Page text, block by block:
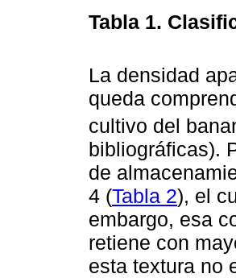
Tabla 1.
La densidad
queda
cultivo del
bibliográficas).
de
4 (Tabla 2), el
embargo, esa
retiene con
esta textura no